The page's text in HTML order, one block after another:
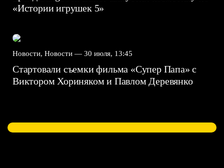
«Истории игрушек 5»
Новости, Новости — 30 июля, 13:45
Стартовали съемки фильма «Супер Папа» с
Виктором Хориняком и Павлом Деревянко